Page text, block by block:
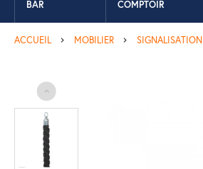
BAR
COMPTOIR
ACCUEIL MOBILIER SIGNALISATION